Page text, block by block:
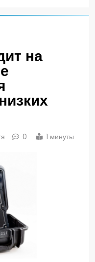
на
0 1 минуты